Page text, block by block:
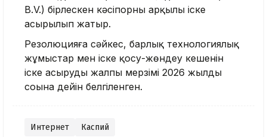
B.V.) бірлескен кәсіпорны арқылы іске
асырылып жатыр.
Резолюцияға сәйкес, барлық технологиялық
жұмыстар мен іске қосу-жөндеу кешенін
іске асырудың жалпы мерзімі 2026 жылдың
соңына дейін белгіленген.
Интернет Каспий